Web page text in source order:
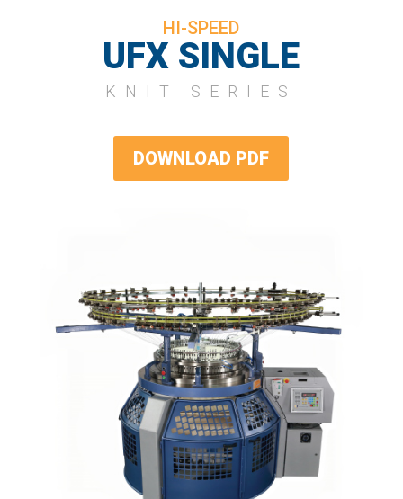
HI-SPEED
UFX SINGLE
KNIT SERIES
DOWNLOAD PDF